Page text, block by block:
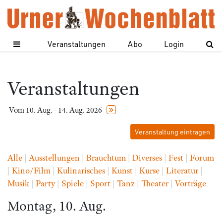
Veranstaltungen Abo Login
Veranstaltungen
Vom 10. Aug. - 14. Aug. 2026
Veranstaltung eintragen
Alle | Ausstellungen | Brauchtum | Diverses | Fest | Forum
| Kino/Film | Kulinarisches | Kunst | Kurse | Literatur|
Musik | Party| Spiele | Sport | Tanz | Theater| Vorträge
Montag, 10. Aug.